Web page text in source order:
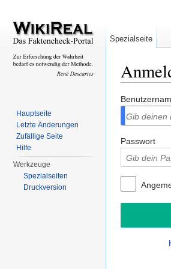
Passwort
Spezialseite
Hauptseite
Letzte Änderungen
Zufällige Seite
Hilfe
Werkzeuge
Spezialseiten
Druckversion